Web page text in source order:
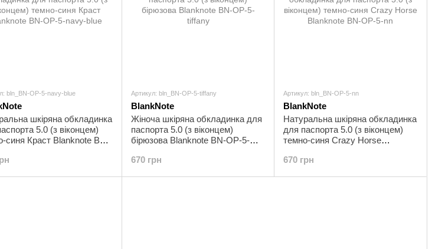
bln_BN-OP-5-navy-blue
шкіряна обкладинка
5.0 (з віконцем)
синя Краст Blanknote BN-
Артикул: bln_BN-OP-5-tiffany
BlankNote
Жіноча шкіряна обкладинка для
паспорта 5.0 (з віконцем)
бірюзова Blanknote BN-OP-5-
670 грн
Артикул: bln_BN-OP-5-nn
BlankNote
Натуральна шкіряна обкладинка
для паспорта 5.0 (з віконцем)
темно-синя Crazy Horse
670 грн